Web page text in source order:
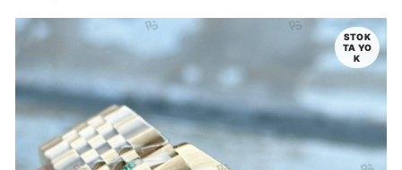
STOK
TA YO
K